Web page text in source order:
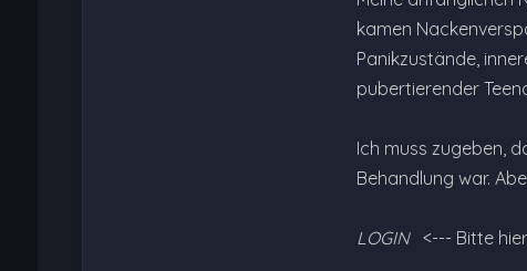
kamen
Panikzustände,
pubertierender
Ich muss zugeben,
Behandlung war.
LOGIN <--- Bitte